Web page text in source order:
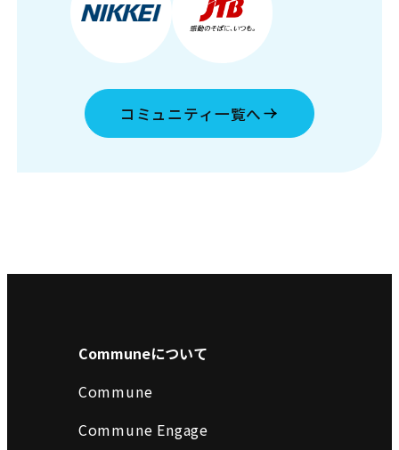
コミュニティ一覧へ
Communeについて
Commune
Commune Engage